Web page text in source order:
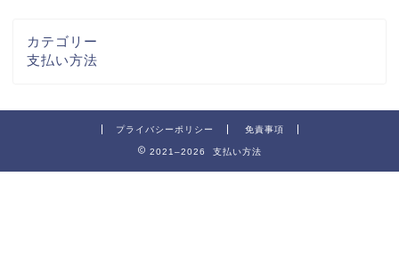
カテゴリー
支払い方法
プライバシーポリシー 免責事項
2021–2026 支払い方法